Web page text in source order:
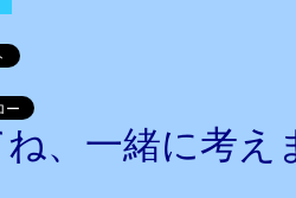
、一緒に考え